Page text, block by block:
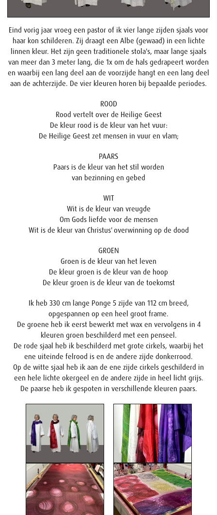
Eind vorig jaar vroeg een pastor of ik vier lange zijden sjaals voor
haar kon schilderen. Zij draagt een Albe (gewaad) in een lichte
linnen kleur. Het zijn geen traditionele stola's, maar lange sjaals
van meer dan 3 meter lang, die 1x om de hals gedrapeert worden
en waarbij een lang deel aan de voorzijde hangt en een lang deel
aan de achterzijde. De vier kleuren horen bij bepaalde periodes.
ROOD
Rood vertelt over de Heilige Geest
De kleur rood is de kleur van het vuur:
De Heilige Geest zet mensen in vuur en vlam;
PAARS
Paars is de kleur van het stil worden
van bezinning en gebed
WIT
Wit is de kleur van vreugde
Om Gods liefde voor de mensen
Wit is de kleur van Christus' overwinning op de dood
GROEN
Groen is de kleur van het leven
De kleur groen is de kleur van de hoop
De kleur groen is de kleur van de toekomst
Ik heb 330 cm lange Ponge 5 zijde van 112 cm breed,
opgespannen op een heel groot frame.
De groene heb ik eerst bewerkt met wax en vervolgens in 4
kleuren groen beschilderd met een penseel.
De rode sjaal heb ik beschilderd met grote cirkels, waarbij het
ene uiteinde felrood is en de andere zijde donkerrood.
Op de witte sjaal heb ik aan de ene zijde cirkels geschilderd in
een hele lichte okergeel en de andere zijde in heel licht grijs.
De paarse heb ik gespoten in verschillende kleuren paars.